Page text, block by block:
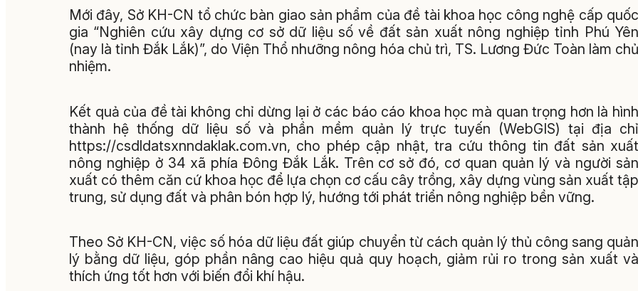
Mới đây, Sở KH-CN tổ chức bàn giao sản phẩm của đề tài khoa học công nghệ cấp quốc
gia “Nghiên cứu xây dựng cơ sở dữ liệu số về đất sản xuất nông nghiệp tỉnh Phú Yên
(nay là tỉnh Đắk Lắk)”, do Viện Thổ nhưỡng nông hóa chủ trì, TS. Lương Đức Toàn làm chủ
nhiệm.
Kết quả của đề tài không chỉ dừng lại ở các báo cáo khoa học mà quan trọng hơn là hình
thành hệ thống dữ liệu số và phần mềm quản lý trực tuyến (WebGIS) tại địa chỉ
https://csdldatsxnndaklak.com.vn, cho phép cập nhật, tra cứu thông tin đất sản xuất
nông nghiệp ở 34 xã phía Đông Đắk Lắk. Trên cơ sở đó, cơ quan quản lý và người sản
xuất có thêm căn cứ khoa học để lựa chọn cơ cấu cây trồng, xây dựng vùng sản xuất tập
trung, sử dụng đất và phân bón hợp lý, hướng tới phát triển nông nghiệp bền vững.
Theo Sở KH-CN, việc số hóa dữ liệu đất giúp chuyển từ cách quản lý thủ công sang quản
lý bằng dữ liệu, góp phần nâng cao hiệu quả quy hoạch, giảm rủi ro trong sản xuất và
thích ứng tốt hơn với biến đổi khí hậu.